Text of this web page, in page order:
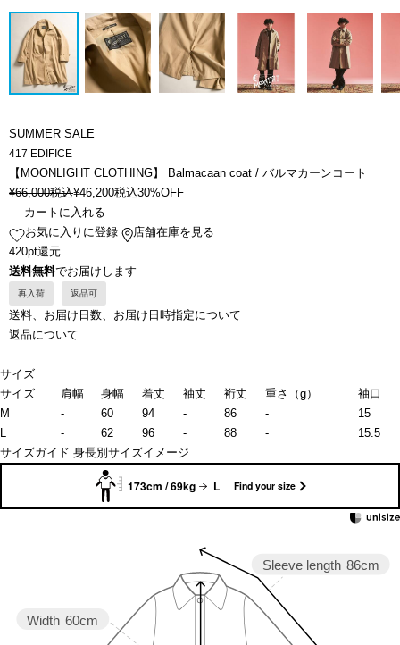
SUMMER SALE
417 EDIFICE
【MOONLIGHT CLOTHING】 Balmacaan coat / バルマカーンコート
¥66,000税込¥46,200税込30%OFF
カートに入れる
お気に入りに登録
店舗在庫を見る
420pt還元
送料無料でお届けします
再入荷 返品可
送料、お届け日数、お届け日時指定について
返品について
サイズ
サイズ
肩幅 身幅 着丈 袖丈 裄丈 重さ（g）
袖口
M
- 60 94 - 86 -
15
L
- 62 96 - 88 -
15.5
サイズガイド 身長別サイズイメージ
173cm / 69kg L Find your size
Sleeve length 86cm
Width 60cm